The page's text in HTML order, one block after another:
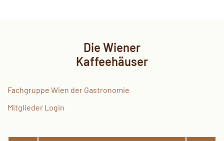
Die Wiener
Kaffeehäuser
Fachgruppe Wien der Gastronomie
Mitglieder Login